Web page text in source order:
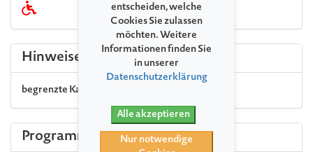
Hinweise
begrenzte Kapazität
Programma
entscheiden, welche
Cookies Sie zulassen
möchten. Weitere
Informationen finden Sie
in unserer
Datenschutzerklärung
Alle akzeptieren
Nur notwendige